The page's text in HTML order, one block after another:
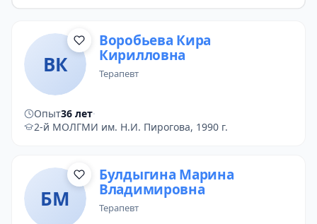
ВК
Воробьева Кира
Кирилловна
терапевт
Опыт36 лет·
2-й МОЛГМИ им. Н.И. Пирогова, 1990 г.
БМ
Булдыгина Марина
Владимировна
терапевт